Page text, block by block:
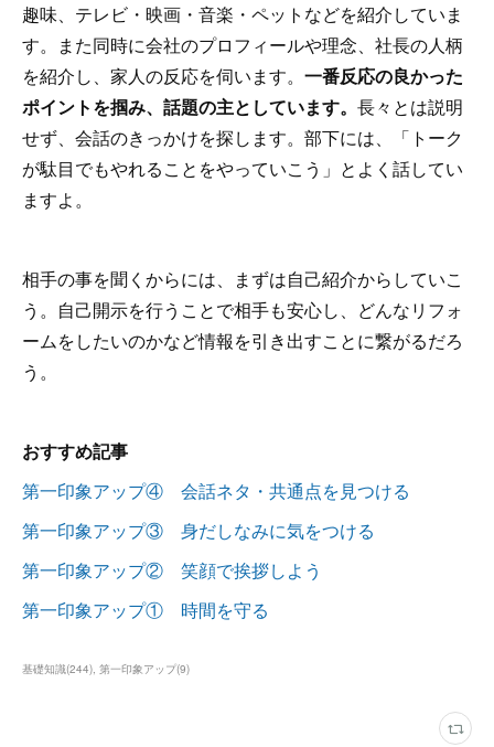
趣味、テレビ・映画・音楽・ペットなどを紹介していま
す。また同時に会社のプロフィールや理念、社長の人柄
を紹介し、家人の反応を伺います。 一番反応の良かった
ポイントを掴み、話題の主としています。 長々とは説明
せず、会話のきっかけを探します。部下には、「トーク
が駄目でもやれることをやっていこう」とよく話してい
ますよ。
相手の事を聞くからには、まずは自己紹介からしていこ
う。自己開示を行うことで相手も安心し、どんなリフォ
ームをしたいのかなど情報を引き出すことに繋がるだろ
う。
おすすめ記事
第一印象アップ④ 会話ネタ・共通点を見つける
第一印象アップ③ 身だしなみに気をつける
第一印象アップ② 笑顔で挨拶しよう
第一印象アップ① 時間を守る
基礎知識(244) 第一印象アップ(9)